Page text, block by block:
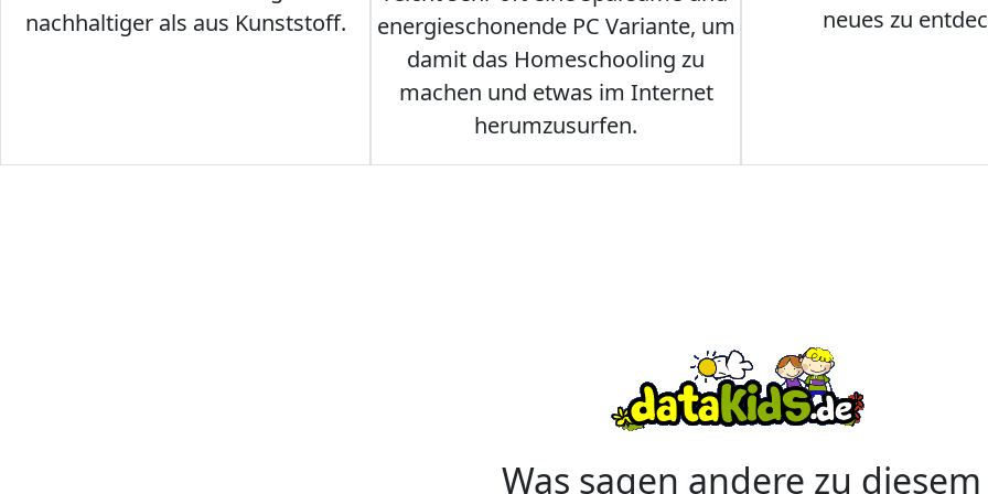
nachhaltiger als aus Kunststoff.
energieschonende PC Variante, um
damit das Homeschooling zu
machen und etwas im Internet
herumzusurfen.
neues zu
Was sagen andere zu diesem